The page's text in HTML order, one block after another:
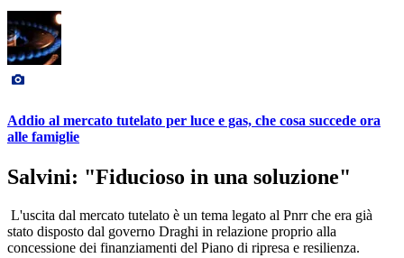
Addio al mercato tutelato per luce e gas, che cosa succede ora
alle famiglie
Salvini: "Fiducioso in una soluzione"
L'uscita dal mercato tutelato è un tema legato al Pnrr che era già
stato disposto dal governo Draghi in relazione proprio alla
concessione dei finanziamenti del Piano di ripresa e resilienza.